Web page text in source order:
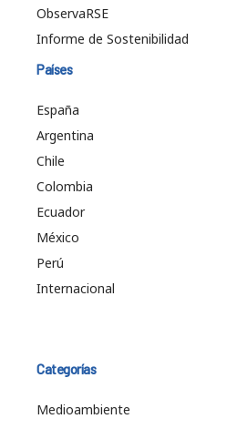
ObservaRSE
Informe de Sostenibilidad
Países
España
Argentina
Chile
Colombia
Ecuador
México
Perú
Internacional
Categorías
Medioambiente